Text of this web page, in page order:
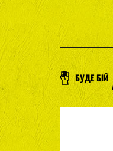
БУДЕ БІЙ